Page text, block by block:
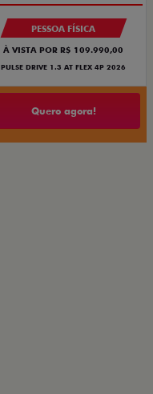
PESSOA FÍSICA
À VISTA POR R$ 109.990,00
PULSE DRIVE 1.3 AT FLEX 4P 2026
Quero agora!